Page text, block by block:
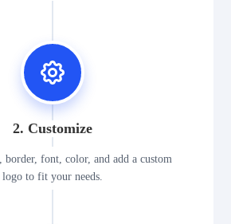
2. Customize
border, font, color, and add a custom
logo to fit your needs.